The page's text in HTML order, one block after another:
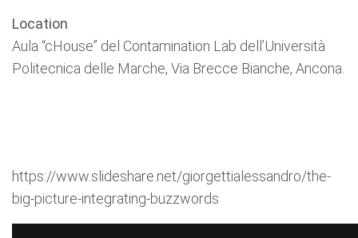
Location
Aula “cHouse” del Contamination Lab dell’Università
Politecnica delle Marche, Via Brecce Bianche, Ancona.
https://www.slideshare.net/giorgettialessandro/the-
big-picture-integrating-buzzwords